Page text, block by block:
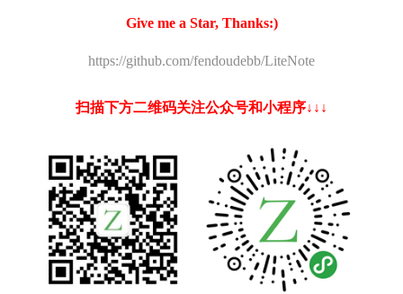
Give me a Star, Thanks:)
https://github.com/fendoudebb/LiteNote
扫描下方二维码关注公众号和小程序↓↓↓